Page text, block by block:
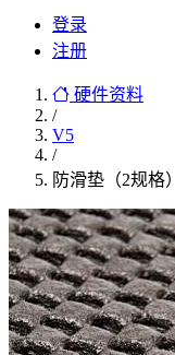
登录
注册
硬件资料
/
V5
/
防滑垫（2规格）